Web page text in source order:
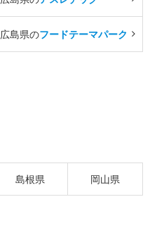
広島県のフードテーマパーク
島根県 岡山県